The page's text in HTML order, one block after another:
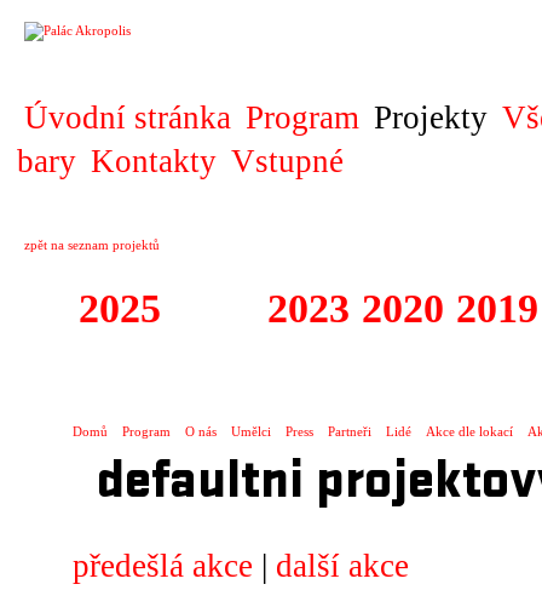
Úvodní stránka Program Projekty
bary Kontakty Vstupné
zpět na seznam projektů
2025 2023 2020 2019
Domů Program O nás Umělci Press Partneři Lidé Akce dle lokací
defaultni
předešlá akce | další akce